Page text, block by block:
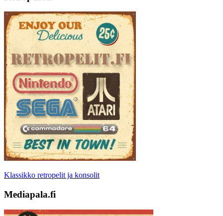
Klassikko retropelit ja konsolit
Mediapala.fi